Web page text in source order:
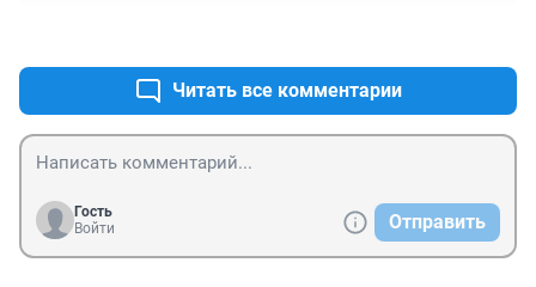
Читать все комментарии
Гость
Войти
Отправить